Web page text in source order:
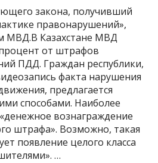
закона, получивший
правонарушений»,
МВД.В Казахстане МВД
от штрафов
ПДД. Граждан республики,
факта нарушения
предлагается
способами. Наиболее
вознаграждение
штрафа». Возможно, такая
появление целого класса
…